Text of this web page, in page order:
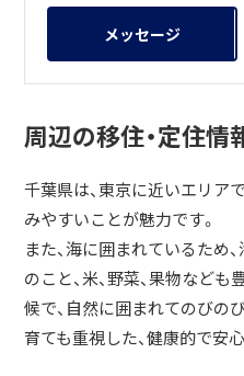
メッセージ
周辺の移住・定住情
千葉県は、東京に近いエリア
みやすいことが魅力です。
また、海に囲まれているため
のこと、米、野菜、果物など
候で、自然に囲まれてのびの
育ても重視した、健康的で安